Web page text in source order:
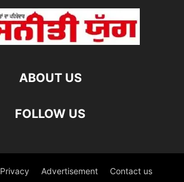
ABOUT US
FOLLOW US
Privacy Advertisement Contact us